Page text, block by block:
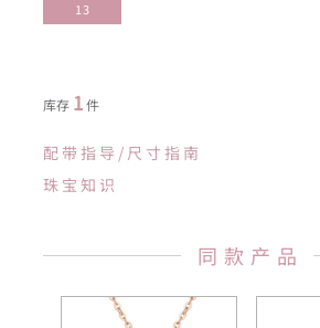
13
库存 1件
配带指导/尺寸指南
珠宝知识
同款产品